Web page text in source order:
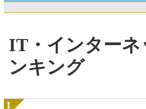
IT・インターネ
ンキング